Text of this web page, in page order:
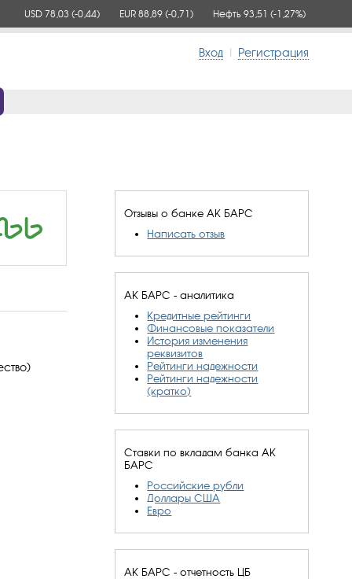
USD 78,03 (-0,44) EUR 88,89 (-0,71) Нефть 93,51 (-1,27%)
Вход | Регистрация
Отзывы о банке АК БАРС
Написать отзыв
АК БАРС - аналитика
Кредитные рейтинги
Финансовые показатели
История изменения
реквизитов
Рейтинги надежности
Рейтинги надежности
(кратко)
Ставки по вкладам банка АК
БАРС
Российские рубли
Доллары США
Евро
АК БАРС - отчетность ЦБ